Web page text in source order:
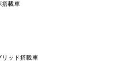
搭載車
リッド搭載車